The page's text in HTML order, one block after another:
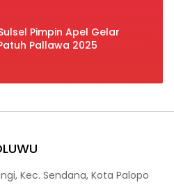
Pimpin Apel Gelar
Pallawa 2025
Kec. Sendana, Kota Palopo